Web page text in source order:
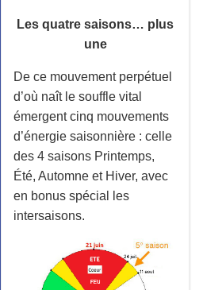
Les quatre saisons… plus
une
De ce mouvement perpétuel
d’où naît le souffle vital
émergent cinq mouvements
d’énergie saisonnière : celle
des 4 saisons Printemps,
Été, Automne et Hiver, avec
en bonus spécial les
intersaisons.